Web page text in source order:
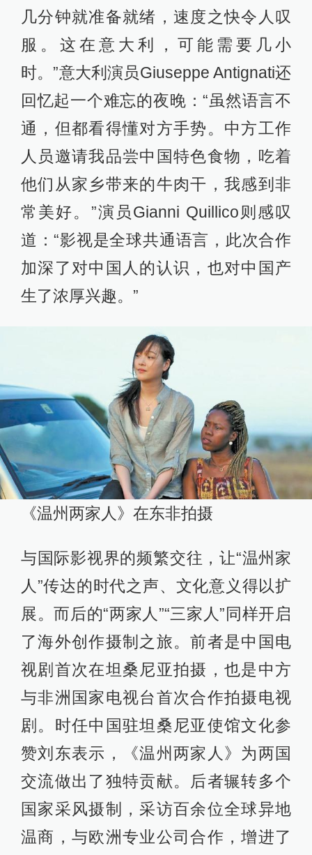
几分钟就准备就绪，速度之快令人叹
服。这在意大利，可能需要几小
时。”意大利演员Giuseppe Antignati还
回忆起一个难忘的夜晚：“虽然语言不
通，但都看得懂对方手势。中方工作
人员邀请我品尝中国特色食物，吃着
他们从家乡带来的牛肉干，我感到非
常美好。”演员Gianni Quillico则感叹
道：“影视是全球共通语言，此次合作
加深了对中国人的认识，也对中国产
生了浓厚兴趣。”
《温州两家人》在东非拍摄
与国际影视界的频繁交往，让“温州家
人”传达的时代之声、文化意义得以扩
展。而后的“两家人”“三家人”同样开启
了海外创作摄制之旅。前者是中国电
视剧首次在坦桑尼亚拍摄，也是中方
与非洲国家电视台首次合作拍摄电视
剧。时任中国驻坦桑尼亚使馆文化参
赞刘东表示，《温州两家人》为两国
交流做出了独特贡献。后者辗转多个
国家采风摄制，采访百余位全球异地
温商，与欧洲专业公司合作，增进了